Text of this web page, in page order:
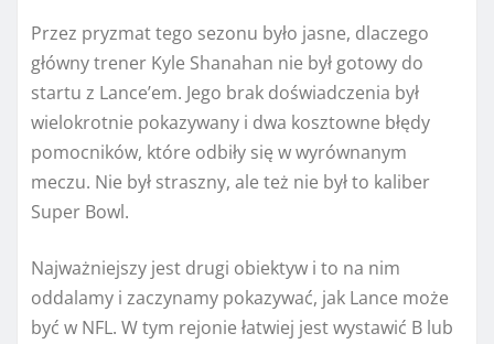
Przez pryzmat tego sezonu było jasne, dlaczego
główny trener Kyle Shanahan nie był gotowy do
startu z Lance’em. Jego brak doświadczenia był
wielokrotnie pokazywany i dwa kosztowne błędy
pomocników, które odbiły się w wyrównanym
meczu. Nie był straszny, ale też nie był to kaliber
Super Bowl.
Najważniejszy jest drugi obiektyw i to na nim
oddalamy i zaczynamy pokazywać, jak Lance może
być w NFL. W tym rejonie łatwiej jest wystawić B lub